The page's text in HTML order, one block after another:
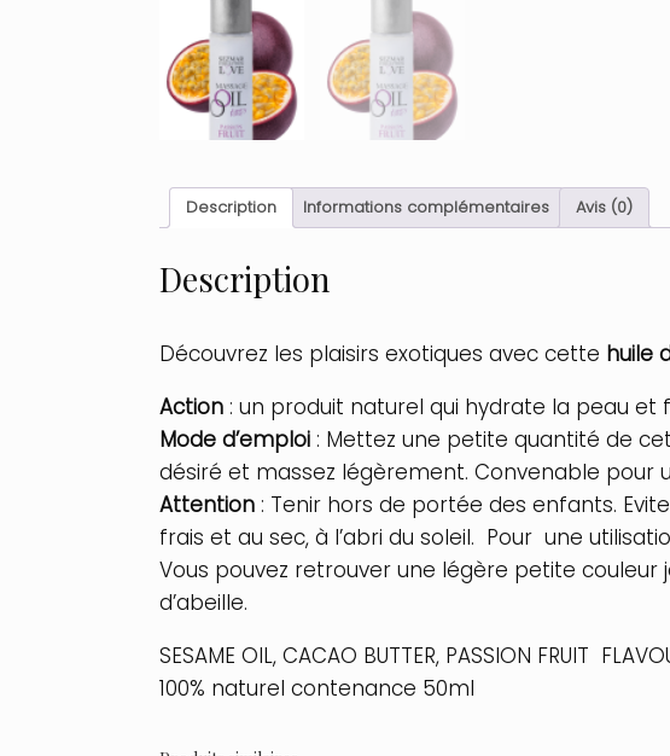
Description Informations complémentaires Avis (0)
Description
Découvrez les plaisirs exotiques avec cette huile
Action : un produit naturel qui hydrate la peau et
Mode d’emploi : Mettez une petite quantité de
désiré et massez légèrement. Convenable pour
Attention : Tenir hors de portée des enfants.
frais et au sec, à l’abri du soleil. Pour une
Vous pouvez retrouver une légère petite
d’abeille.
SESAME OIL, CACAO BUTTER, PASSION FRUIT
100% naturel contenance 50ml